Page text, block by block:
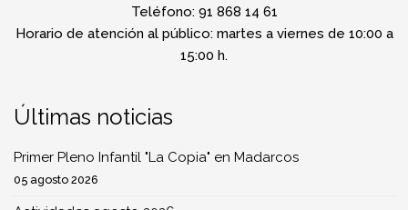
Teléfono: 91 868 14 61
Horario de atención al público: martes a viernes de 10:00 a
15:00 h.
Últimas noticias
Primer Pleno Infantil "La Copia" en Madarcos
05 agosto 2026